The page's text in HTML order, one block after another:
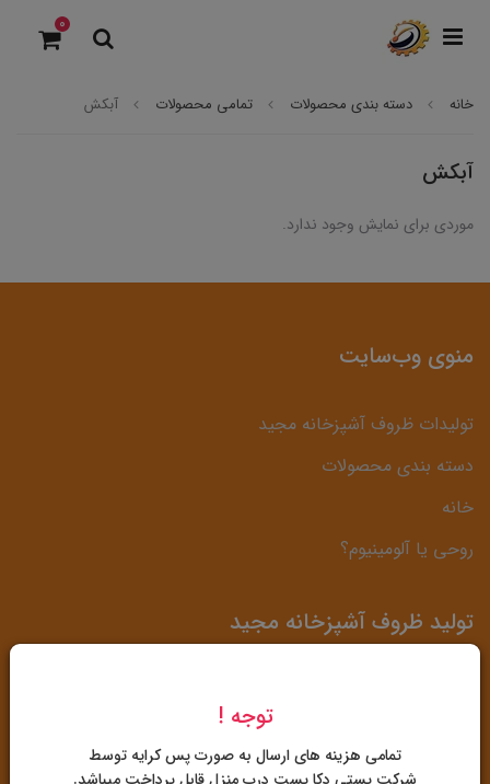
0
خانه دسته بندی محصولات تمامی محصولات آبکش
آبکش
موردی برای نمایش وجود ندارد.
منوی وب‌سایت
تولیدات ظروف آشپزخانه مجید
دسته بندی محصولات
خانه
روحی یا آلومینیوم؟
تولید ظروف آشپزخانه مجید
09172488189
-
07132267039
توجه !
تمامی هزینه های ارسال به صورت پس کرایه توسط
شرکت پستی دکا پست درب منزل قابل پرداخت میباشد.